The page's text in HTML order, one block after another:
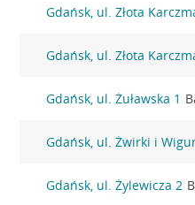
Gdańsk, ul. Złota
Gdańsk, ul. Złota
Gdańsk, ul. Żuławska 1
Gdańsk, ul. Żwirki i
Gdańsk, ul. Żylewicza 2